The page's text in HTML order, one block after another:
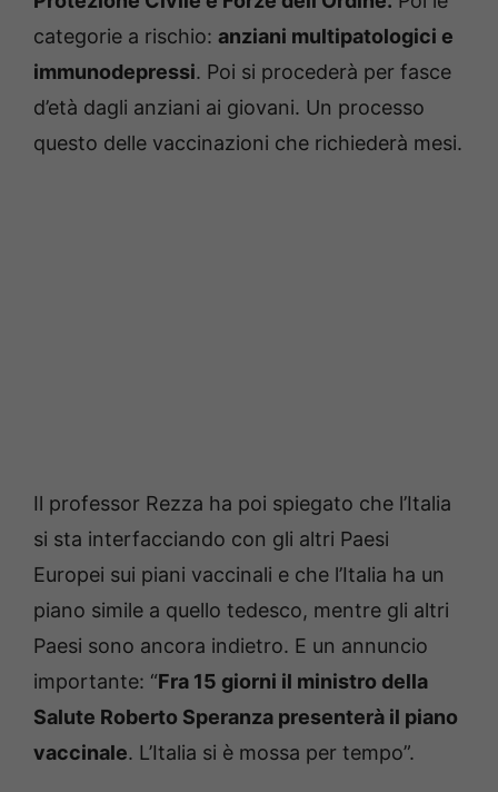
categorie a rischio: anziani multipatologici e
immunodepressi. Poi si procederà per fasce
d’età dagli anziani ai giovani. Un processo
questo delle vaccinazioni che richiederà mesi.
Il professor Rezza ha poi spiegato che l’Italia
si sta interfacciando con gli altri Paesi
Europei sui piani vaccinali e che l’Italia ha un
piano simile a quello tedesco, mentre gli altri
Paesi sono ancora indietro. E un annuncio
importante: “Fra 15 giorni il ministro della
Salute Roberto Speranza presenterà il piano
vaccinale. L’Italia si è mossa per tempo”.